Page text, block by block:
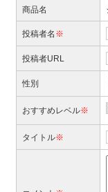
商品名
投稿者名 ※
投稿者URL
性別
おすすめレベル※
タイトル※